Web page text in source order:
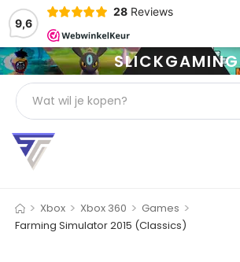
9,6
28 Reviews
SLICKGAMING
> Xbox > Xbox 360 > Games >
Farming Simulator 2015 (Classics)